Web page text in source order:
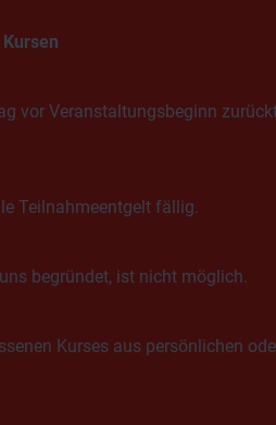
vor Veranstaltungsbeginn
Teilnahmeentgelt fällig.
begründet, ist nicht möglich.
Kurses aus persönlichen